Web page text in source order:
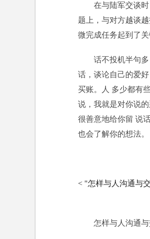
在与陆军交谈
题上，与对方越谈
微完成任务起到了关
话不投机半句
话，谈论自己的爱
买账。人 多少都有
说，我就是对你说
很善意地给你留 说
也会了解你的想法。
< "怎样与人沟通与
怎样与人沟通